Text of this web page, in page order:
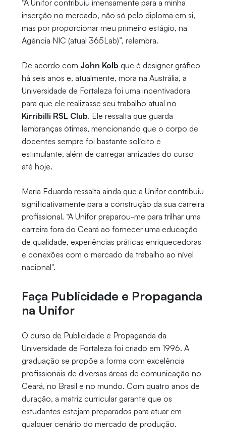
“A Unifor contribuiu imensamente para a minha
inserção no mercado, não só pelo diploma em si,
mas por proporcionar meu primeiro estágio, na
Agência NIC (atual 365Lab)”, relembra.
De acordo com John Kolb que é designer gráfico
há seis anos e, atualmente, mora na Austrália, a
Universidade de Fortaleza foi uma incentivadora
para que ele realizasse seu trabalho atual no
Kirribilli RSL Club. Ele ressalta que guarda
lembranças ótimas, mencionando que o corpo de
docentes sempre foi bastante solícito e
estimulante, além de carregar amizades do curso
até hoje.
Maria Eduarda ressalta ainda que a Unifor contribuiu
significativamente para a construção da sua carreira
profissional. “A Unifor preparou-me para trilhar uma
carreira fora do Ceará ao fornecer uma educação
de qualidade, experiências práticas enriquecedoras
e conexões com o mercado de trabalho ao nível
nacional".
Faça Publicidade e Propaganda
na Unifor
O curso de Publicidade e Propaganda da
Universidade de Fortaleza foi criado em 1996. A
graduação se propõe a forma com excelência
profissionais de diversas áreas de comunicação no
Ceará, no Brasil e no mundo. Com quatro anos de
duração, a matriz curricular garante que os
estudantes estejam preparados para atuar em
qualquer cenário do mercado de produção.